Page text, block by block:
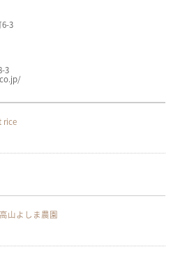
3
3
1-30-10 宮島ビル1F
3-3-13
布台ヒルズガーデンプラザC
BONUS TRACK内
rice
山よしま農園